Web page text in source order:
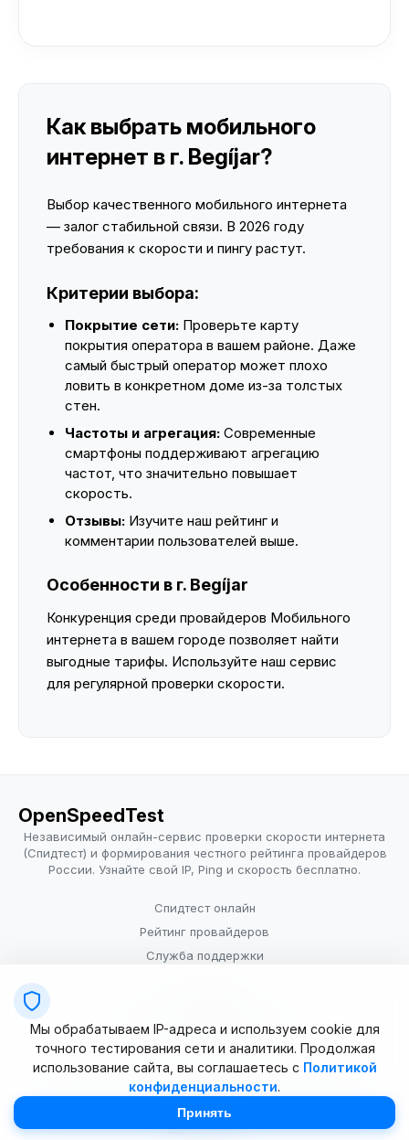
Как выбрать мобильного
интернет в г. Begíjar?
Выбор качественного мобильного интернета
— залог стабильной связи. В 2026 году
требования к скорости и пингу растут.
Критерии выбора:
Покрытие сети: Проверьте карту
покрытия оператора в вашем районе. Даже
самый быстрый оператор может плохо
ловить в конкретном доме из-за толстых
стен.
Частоты и агрегация: Современные
смартфоны поддерживают агрегацию
частот, что значительно повышает
скорость.
Отзывы: Изучите наш рейтинг и
комментарии пользователей выше.
Особенности в г. Begíjar
Конкуренция среди провайдеров Мобильного
интернета в вашем городе позволяет найти
выгодные тарифы. Используйте наш сервис
для регулярной проверки скорости.
OpenSpeedTest
Независимый онлайн-сервис проверки скорости интернета
(Спидтест) и формирования честного рейтинга провайдеров
России. Узнайте свой IP, Ping и скорость бесплатно.
Спидтест онлайн
Рейтинг провайдеров
Служба поддержки
Условия использования
© 2025–2026 OpenSpeedTest (ИП Долматова В.В.). Все права
Мы обрабатываем IP-адреса и используем cookie для
точного тестирования сети и аналитики. Продолжая
использование сайта, вы соглашаетесь с Политикой
конфиденциальности.
Принять